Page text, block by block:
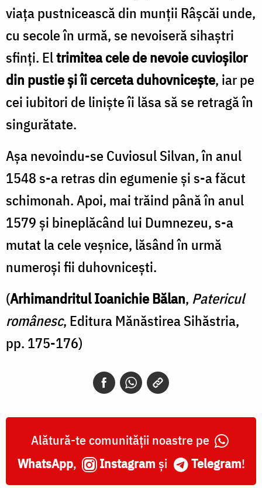
viaţa pustnicească din munţii Râşcăi unde,
cu secole în urmă, se nevoiseră sihaştri
sfinţi. Eltrimitea cele de nevoie cuvioşilor
din pustie şi îi cerceta duhovniceşte, iar pe
cei iubitori de linişte îi lăsa să se retragă în
singurătate.
Aşa nevoindu-se Cuviosul Silvan, în anul
1548 s-a retras din egumenie şi s-a făcut
schimonah. Apoi, mai trăind până în anul
1579 şi bineplăcând lui Dumnezeu, s-a
mutat la cele veşnice, lăsând în urmă
numeroşi fii duhovniceşti.
(Arhimandritul Ioanichie Bălan, Patericul
românesc, Editura Mănăstirea Sihăstria,
pp. 175-176)
Alătură-te comunității noastre pe
WhatsApp, Instagram și Telegram!